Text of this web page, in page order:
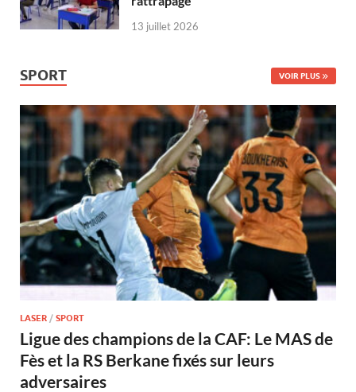
13 juillet 2026
SPORT VOIR PLUS
LASER / SPORT
Ligue des champions de la CAF: Le MAS de
Fès et la RS Berkane fixés sur leurs
adversaires